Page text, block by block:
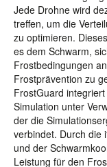
Jede Drohne wird
treffen, um die
zu optimieren.
es dem Schwarm,
Frostbedingungen
Frostprävention zu
FrostGuard
Simulation unter
der die
verbindet. Durch die
und der
Leistung für den